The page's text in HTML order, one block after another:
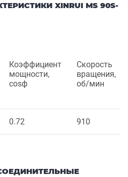
XINRUI MS 90S-
Коэффициент
мощности,
cosф
Скорость
вращения,
об/мин
0.72 910